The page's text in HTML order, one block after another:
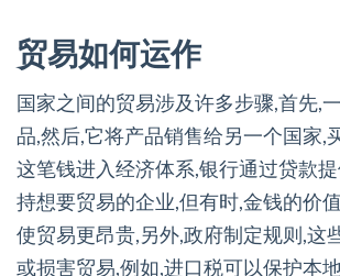
贸易如何运作
国家之间的贸易涉及许多步骤,首先,
品,然后,它将产品销售给另一个国家,
这笔钱进入经济体系,银行通过贷款
持想要贸易的企业,但有时,金钱的价
使贸易更昂贵,另外,政府制定规则,这
或损害贸易,例如,进口税可以保护本